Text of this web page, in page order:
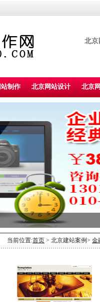
北京
制作 北京网站设计 北京
当前位置:首页 > 北京建站案例> 金